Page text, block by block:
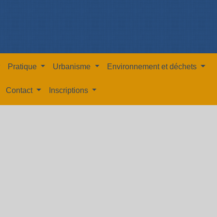
Pratique Urbanisme Environnement et déchets
Contact Inscriptions